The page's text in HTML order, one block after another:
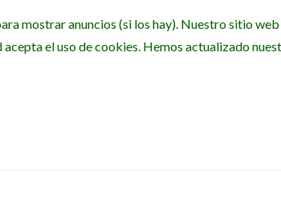
mostrar anuncios (si los hay). Nuestro sitio
el uso de cookies. Hemos actualizado